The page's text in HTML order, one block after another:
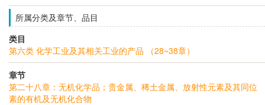
所属分类及章节、品目
类目
第六类 化学工业及其相关工业的产品 （28~38章）
章节
第二十八章：无机化学品；贵金属、稀土金属、放射性元素及其同位
素的有机及无机化合物